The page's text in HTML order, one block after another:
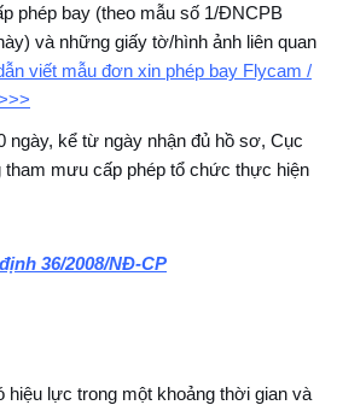
phép bay (theo mẫu số 1/ĐNCPB
và những giấy tờ/hình ảnh liên quan
viết mẫu đơn xin phép bay Flycam /
ngày, kể từ ngày nhận đủ hồ sơ, Cục
tham mưu cấp phép tổ chức thực hiện
36/2008/NĐ-CP
hiệu lực trong một khoảng thời gian và